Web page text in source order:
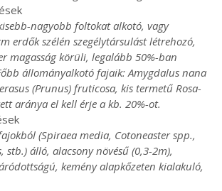
nagyobb foltokat alkotó, vagy
erdők szélén szegélytársulást létrehozó,
magasság körüli, legalább 50%-ban
állományalkotó fajaik: Amygdalus nana
(Prunus) fruticosa, kis termetű Rosa-
aránya el kell érje a kb. 20%-ot.
(Spiraea media, Cotoneaster spp.,
stb.) álló, alacsony növésű (0,3-2m),
kemény alapkőzeten kialakuló,